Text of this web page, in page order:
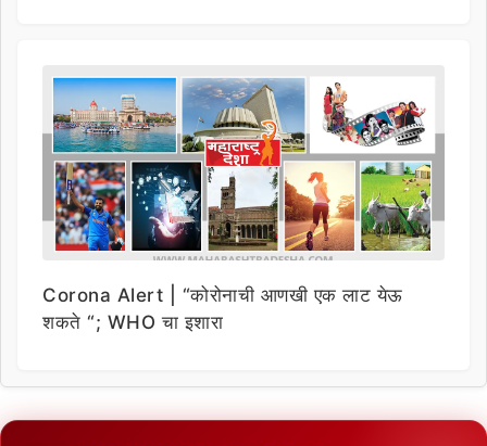
Corona Alert | “कोरोनाची आणखी एक लाट येऊ
शकते “; WHO चा इशारा